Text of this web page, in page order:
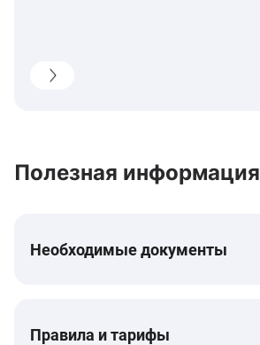
Полезная информация
Необходимые документы
Правила и тарифы